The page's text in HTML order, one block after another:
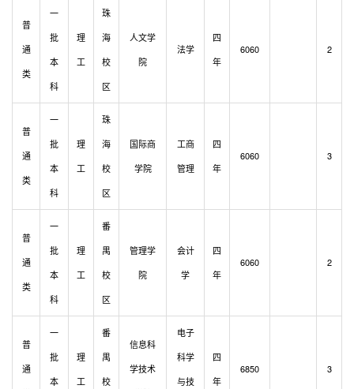
普
通
类
一
批
本
科
理
工
珠
海
校
区
人文学
院
法学
四
年
6060 2
普
通
类
一
批
本
科
理
工
珠
海
校
区
国际商
学院
工商
管理
四
年
6060 3
普
通
类
一
批
本
科
理
工
番
禺
校
区
管理学
院
会计
学
四
年
6060 2
普
通
一
批
本
理
工
番
禺
校
信息科
学技术
电子
科学
与技
四
年
6850 3